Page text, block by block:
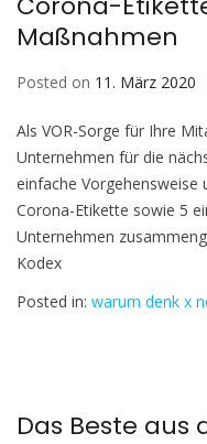
Maßnahmen
Posted on 11. März 2020
Als VOR-Sorge für Ihre
Unternehmen für die
einfache Vorgehensweise
Corona-Etikette sowie 5
Unternehmen
Kodex
Posted in: warum denk x
Das Beste aus